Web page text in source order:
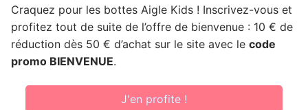
Craquez pour les bottes Aigle Kids ! Inscrivez-vous et
profitez tout de suite de l’offre de bienvenue : 10 € de
réduction dès 50 € d’achat sur le site avec le code
promo BIENVENUE.
J'en profite !